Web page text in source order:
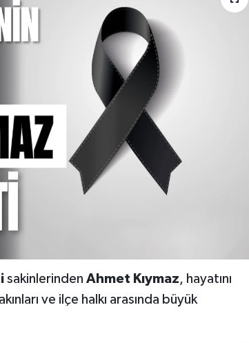
sakinlerinden Ahmet Kıymaz, hayatını
ve ilçe halkı arasında büyük